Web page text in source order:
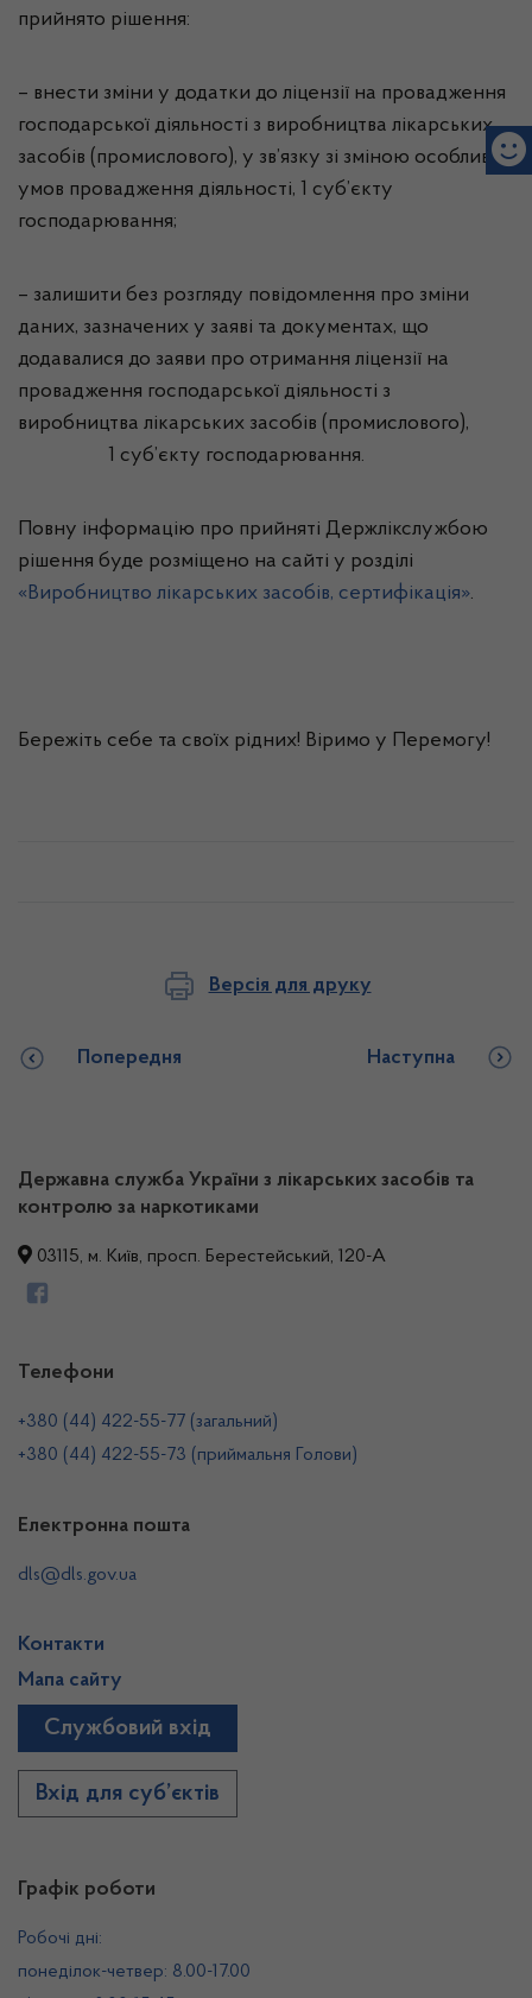
прийнято рішення:
– внести зміни у додатки до ліцензії на провадження
господарської діяльності з виробництва лікарських
засобів (промислового), у зв’язку зі зміною особливих
умов провадження діяльності, 1 суб’єкту
господарювання;
– залишити без розгляду повідомлення про зміни
даних, зазначених у заяві та документах, що
додавалися до заяви про отримання ліцензії на
провадження господарської діяльності з
виробництва лікарських засобів (промислового),
1 суб’єкту господарювання.
Повну інформацію про прийняті Держлікслужбою
рішення буде розміщено на сайті у розділі
«Виробництво лікарських засобів, сертифікація».
Бережіть себе та своїх рідних! Віримо у Перемогу!
Версія для друку
Попередня Наступна
Державна служба України з лікарських засобів та
контролю за наркотиками
03115, м. Київ, просп. Берестейський, 120-А
Графік роботи
Робочі дні:
понеділок-четвер: 8.00-17.00
Телефони
+380 (44) 422-55-77 (загальний)
+380 (44) 422-55-73 (приймальня Голови)
Електронна пошта
dls@dls.gov.ua
Контакти
Мапа сайту
Службовий вхід
Вхід для суб’єктів